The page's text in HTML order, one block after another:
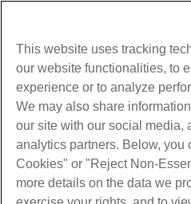
제품
웹 호스팅
비즈니스 호스팅
리셀러 호스팅
서비스
웹 사이트 마이그레이션
커뮤니티
This website uses tracking
our website functionalities, to
experience or to analyze
We may also share
our site with our social media,
analytics partners. Below, you
Cookies" or "Reject Non-
more details on the data we